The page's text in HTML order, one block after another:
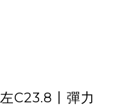
左C23.8丨彈力